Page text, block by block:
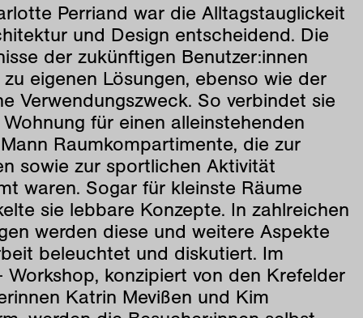
Perriand war die Alltagstauglickeit
und Design entscheidend. Die
der zukünftigen Benutzer:innen
eigenen Lösungen, ebenso wie der
Verwendungszweck. So verbindet sie
für einen alleinstehenden
Raumkompartimente, die zur
sowie zur sportlichen Aktivität
waren. Sogar für kleinste Räume
sie lebbare Konzepte. In zahlreichen
werden diese und weitere Aspekte
beleuchtet und diskutiert. Im
Workshop, konzipiert von den Krefelder
Katrin Mevißen und Kim